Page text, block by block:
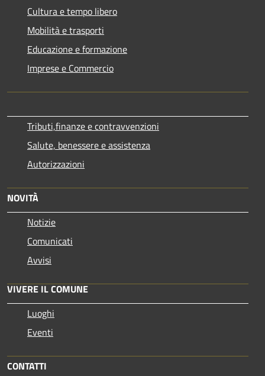
Cultura e tempo libero
Mobilità e trasporti
Educazione e formazione
Imprese e Commercio
Tributi,finanze e contravvenzioni
Salute, benessere e assistenza
Autorizzazioni
NOVITÀ
Notizie
Comunicati
Avvisi
VIVERE IL COMUNE
Luoghi
Eventi
CONTATTI